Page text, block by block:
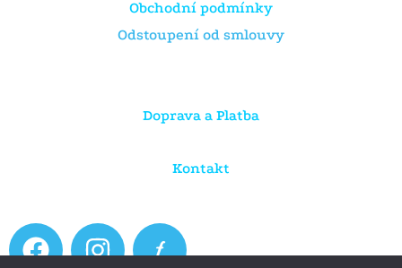
Obchodní podmínky
Odstoupení od smlouvy
Doprava a Platba
Kontakt
F
I